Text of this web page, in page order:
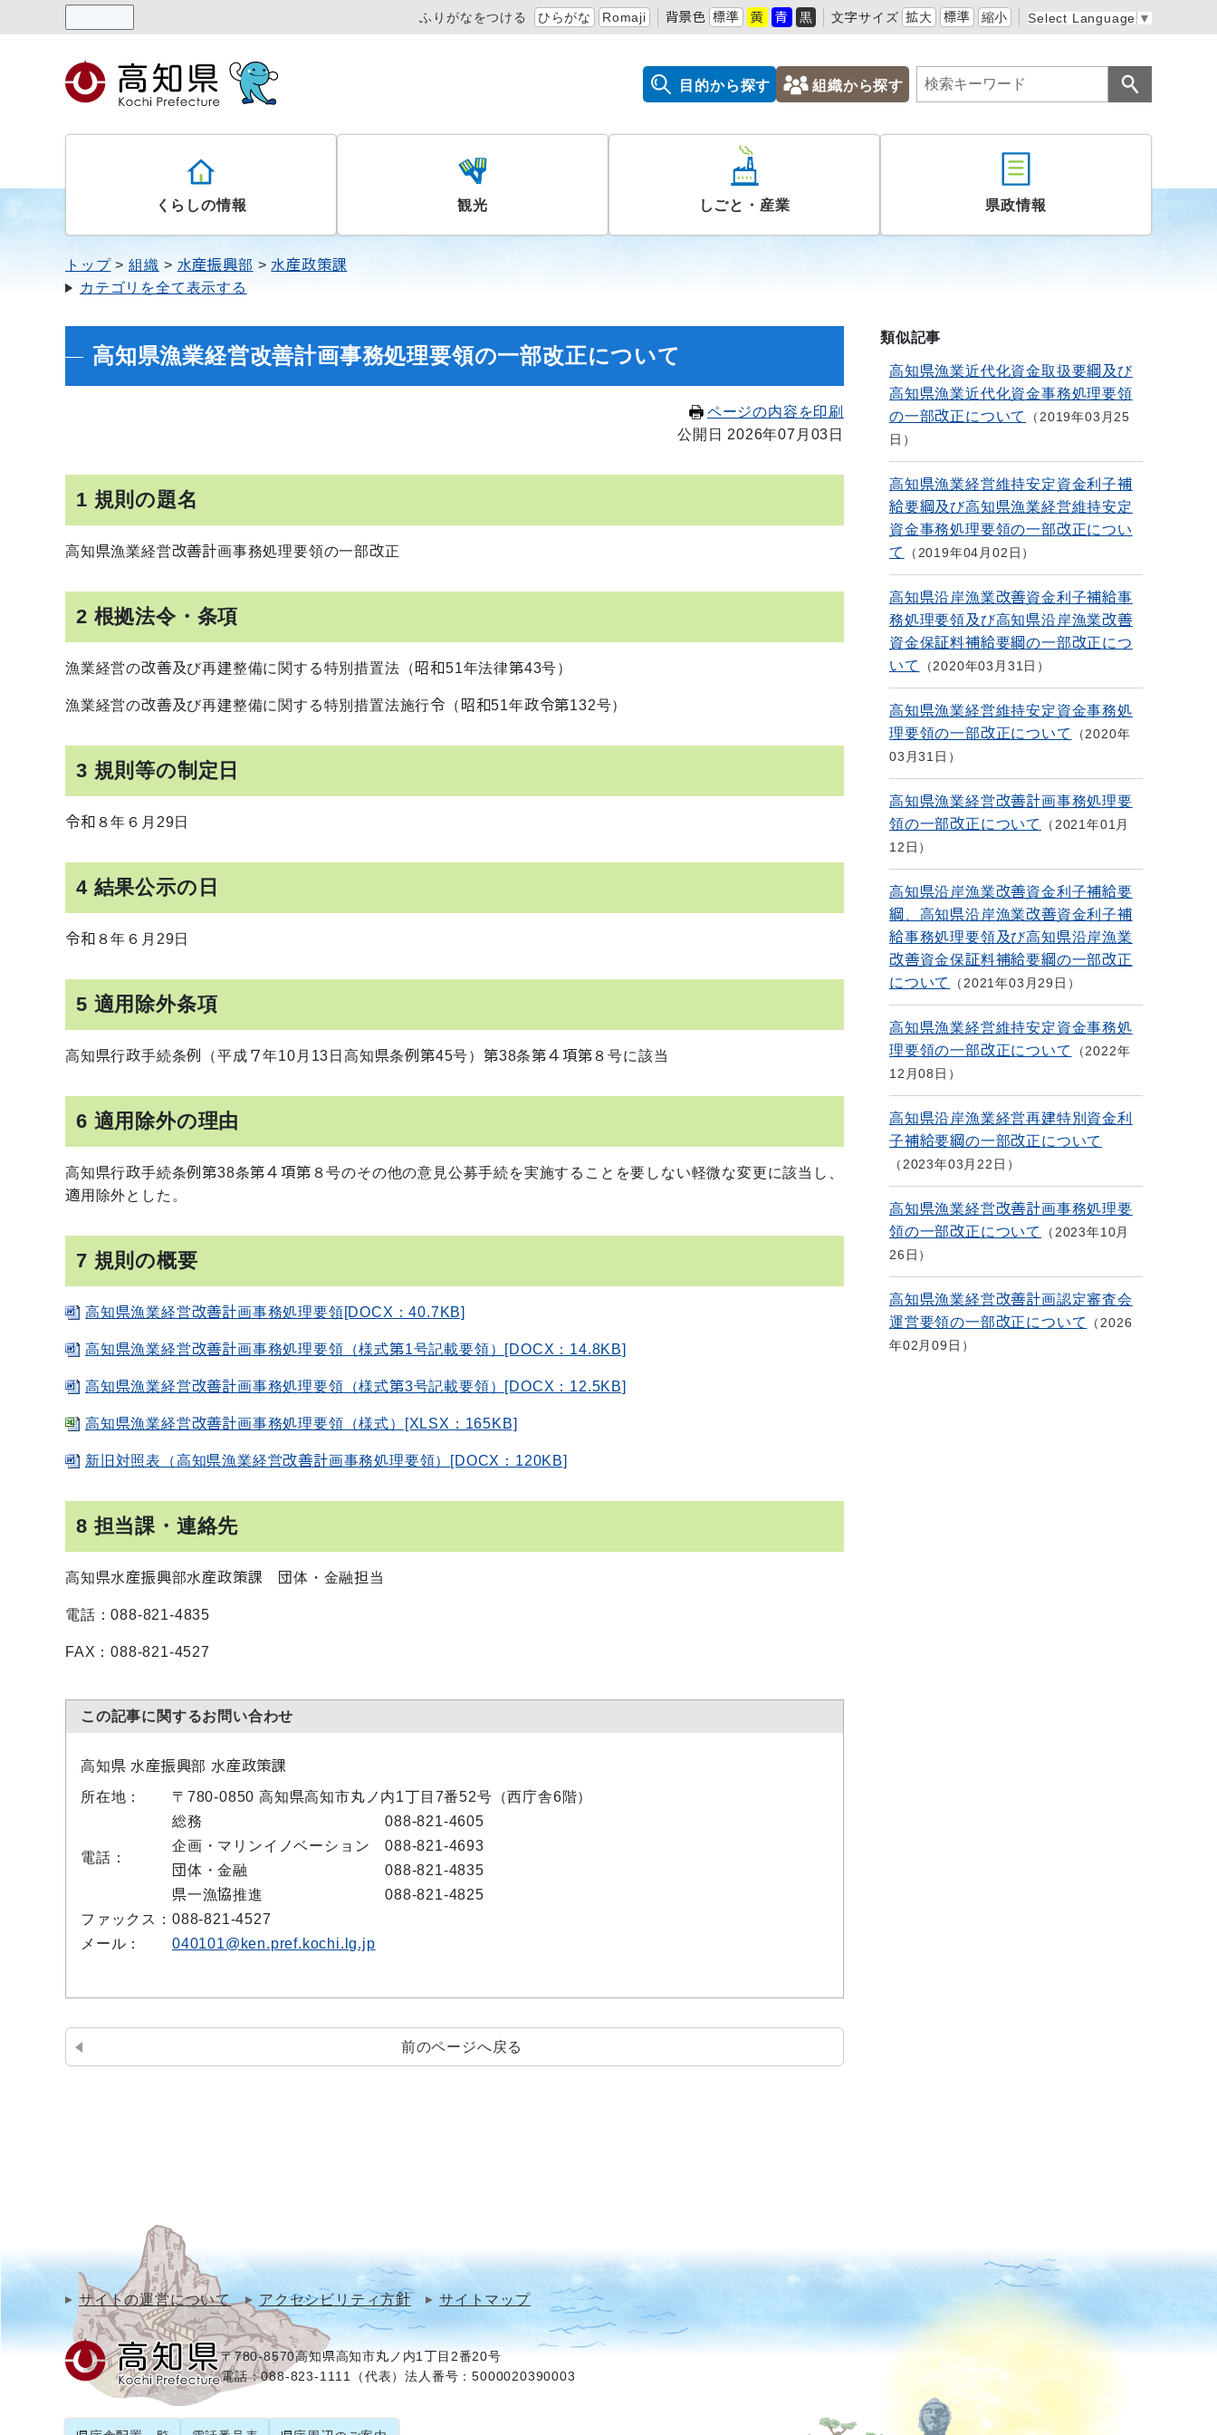
ふりがなをつける ひらがな Romaji 背景色 標準 黄 青 黒 文字サイズ 拡大 標準 縮小 Select Language ▼
目的から探す 組織から探す
くらしの情報 観光 しごと・産業 県政情報
トップ 組織 水産振興部
水産政策課
カテゴリを全て表示する
高知県漁業経営改善計画事務処理要領の一部改正について
ページの内容を印刷
公開日 2026年07月03日
1 規則の題名
高知県漁業経営改善計画事務処理要領の一部改正
2 根拠法令・条項
漁業経営の改善及び再建整備に関する特別措置法（昭和51年法律第43号）
漁業経営の改善及び再建整備に関する特別措置法施行令（昭和51年政令第132号）
3 規則等の制定日
令和８年６月29日
4 結果公示の日
令和８年６月29日
5 適用除外条項
高知県行政手続条例（平成７年10月13日高知県条例第45号）第38条第４項第８号に該当
6 適用除外の理由
高知県行政手続条例第38条第４項第８号のその他の意見公募手続を実施することを要しない軽微な変更に該当し、
適用除外とした。
7 規則の概要
高知県漁業経営改善計画事務処理要領[DOCX：40.7KB]
高知県漁業経営改善計画事務処理要領（様式第1号記載要領）[DOCX：14.8KB]
高知県漁業経営改善計画事務処理要領（様式第3号記載要領）[DOCX：12.5KB]
高知県漁業経営改善計画事務処理要領（様式）[XLSX：165KB]
新旧対照表（高知県漁業経営改善計画事務処理要領）[DOCX：120KB]
8 担当課・連絡先
高知県水産振興部水産政策課 団体・金融担当
電話：088-821-4835
FAX：088-821-4527
この記事に関するお問い合わせ
高知県 水産振興部 水産政策課
所在地：
〒780-0850 高知県高知市丸ノ内1丁目7番52号（西庁舎6階）
電話：
総務 088-821-4605
企画・マリンイノベーション 088-821-4693
団体・金融 088-821-4835
県一漁協推進 088-821-4825
ファックス： 088-821-4527
メール：
040101@ken.pref.kochi.lg.jp
前のページへ戻る
類似記事
高知県漁業近代化資金取扱要綱及び
高知県漁業近代化資金事務処理要領
の一部改正について
2019年03月25
日
高知県漁業経営維持安定資金利子補
給要綱及び高知県漁業経営維持安定
資金事務処理要領の一部改正につい
て
2019年04月02日
高知県沿岸漁業改善資金利子補給事
務処理要領及び高知県沿岸漁業改善
資金保証料補給要綱の一部改正につ
いて
2020年03月31日
高知県漁業経営維持安定資金事務処
理要領の一部改正について
2020年
03月31日
高知県漁業経営改善計画事務処理要
領の一部改正について
2021年01月
12日
高知県沿岸漁業改善資金利子補給要
綱、高知県沿岸漁業改善資金利子補
給事務処理要領及び高知県沿岸漁業
改善資金保証料補給要綱の一部改正
について
2021年03月29日
高知県漁業経営維持安定資金事務処
理要領の一部改正について
2022年
12月08日
高知県沿岸漁業経営再建特別資金利
子補給要綱の一部改正について
2023年03月22日
高知県漁業経営改善計画事務処理要
領の一部改正について
2023年10月
26日
高知県漁業経営改善計画認定審査会
運営要領の一部改正について
2026
年02月09日
サイトの運営について アクセシビリティ方針 サイトマップ
〒780-8570高知県高知市丸ノ内1丁目2番20号
電話：088-823-1111（代表）法人番号：5000020390003